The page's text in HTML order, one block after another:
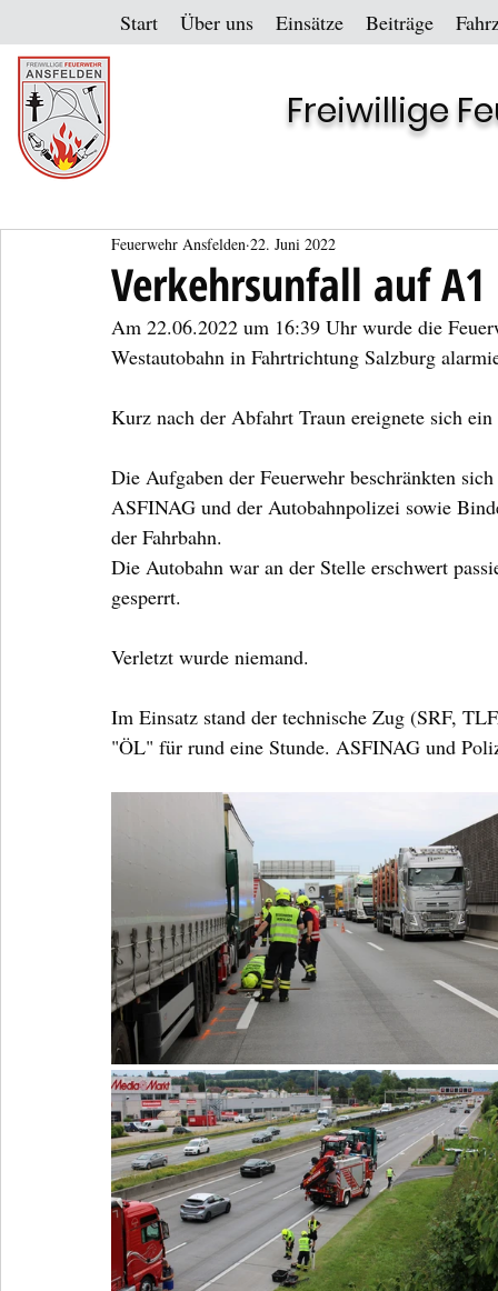
Start Über uns Einsätze Beiträge
Freiwillige
Verkehrsunfall auf
Feuerwehr Ansfelden 22. Juni 2022
Am 22.06.2022 um 16:39 Uhr wurde die
Westautobahn in Fahrtrichtung Salzburg
Kurz nach der Abfahrt Traun ereignete sich
Die Aufgaben der Feuerwehr beschränkten
ASFINAG und der Autobahnpolizei sowie
der Fahrbahn.
Die Autobahn war an der Stelle erschwert
gesperrt.
Verletzt wurde niemand.
Im Einsatz stand der technische Zug (SRF,
"ÖL" für rund eine Stunde. ASFINAG und